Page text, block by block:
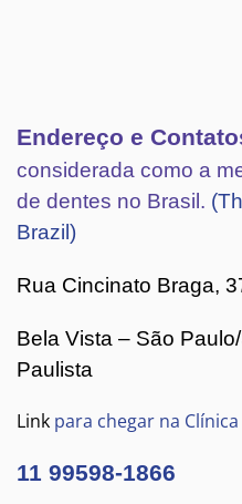
Endereço e
considerada como a
de dentes no Brasil.
Brazil)
Rua Cincinato Braga,
Bela Vista – São
Paulista
Link para chegar na
11 99598-1866